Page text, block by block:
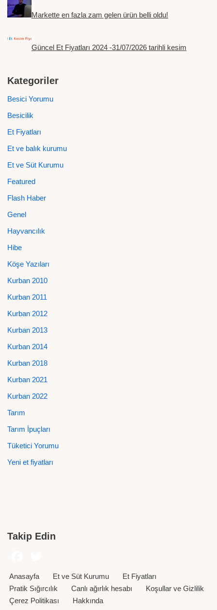
Markette en fazla zam gelen ürün belli oldu!
Güncel Et Fiyatları 2024 -31/07/2026 tarihli kesim
Kategoriler
Besici Yorumu
Besicilik
Et Fiyatları
Et ve balık kurumu
Et ve Süt Kurumu
Featured
Flash Haber
Genel
Hayvancılık
Hibe
Köşe Yazıları
Kurban 2010
Kurban 2011
Kurban 2012
Kurban 2013
Kurban 2014
Kurban 2018
Kurban 2021
Kurban 2022
Tarım
Tarım İpuçları
Tüketici Yorumu
Yeni et fiyatları
Takip Edin
Anasayfa Et ve Süt Kurumu
Et Fiyatları
Pratik Sığırcılık
Canlı ağırlık hesabı
Koşullar ve Gizlilik
Çerez Politikası
Hakkında